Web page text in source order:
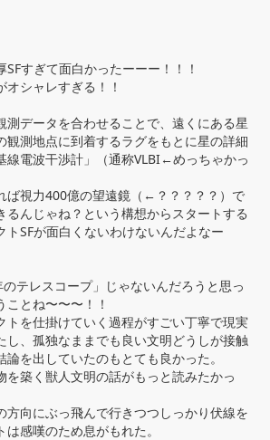
すぎて面白かったーーー！！！
シャレすぎる！！
測データを合わせることで、遠くにある星
観測地点に到着するラグをもとに星の詳細
線電波干渉計」（通称VLBI←めっちゃかっ
ば視力400億の望遠鏡（←？？？？？）で
るんじゃね？という構想からスタートする
トSFが面白くないわけないんだよなー
のテレスコープ」じゃないんだろうと思っ
とね〜〜〜！！
トを仕掛けていく過程がすごい丁寧で現実
し、孤独なままでも良い文明どうしが接触
を出していたのもとても良かった。
を築く獣人文明の話がもっと読みたかっ
方向にぶっ飛んで行きつつしっかり伏線を
感嘆のため息がもれた。